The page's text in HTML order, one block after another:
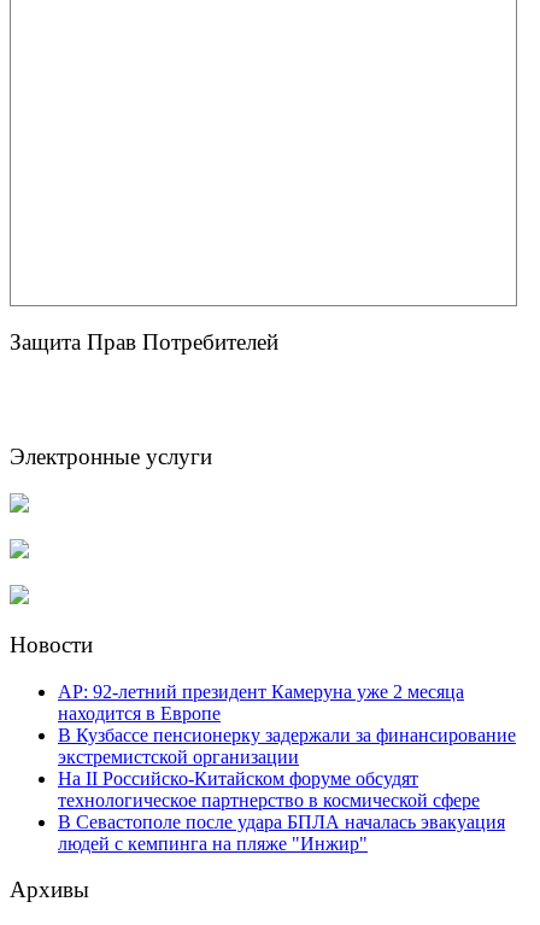
Защита Прав Потребителей
Электронные услуги
Новости
AP: 92-летний президент Камеруна уже 2 месяца
находится в Европе
В Кузбассе пенсионерку задержали за финансирование
экстремистской организации
На II Российско-Китайском форуме обсудят
технологическое партнерство в космической сфере
В Севастополе после удара БПЛА началась эвакуация
людей с кемпинга на пляже "Инжир"
Архивы